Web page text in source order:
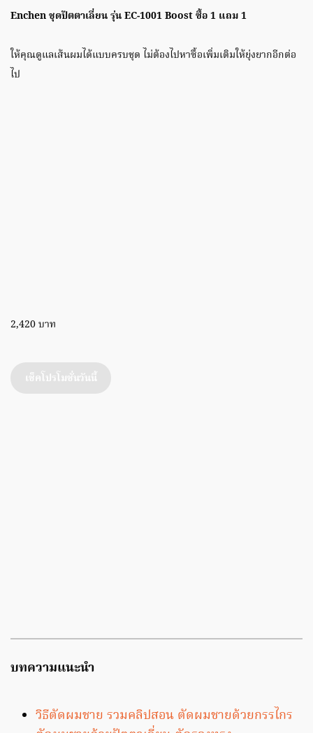
Enchen ชุดปัตตาเลี่ยน รุ่น EC-1001 Boost ซื้อ 1 แถม 1
ให้คุณดูแลเส้นผมได้แบบครบชุด ไม่ต้องไปหาซื้อเพิ่มเติมให้ยุ่งยากอีกต่อ
ไป
2,420 บาท
เช็คโปรโมชั่นวันนี้
บทความแนะนำ
วิธีตัดผมชาย รวมคลิปสอน ตัดผมชายด้วยกรรไกร